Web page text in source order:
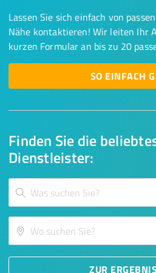
Finden Sie die
Dienstleister:
ZUR
Lassen Sie sich einfach von
Nähe kontaktieren! Wir leiten Ihr
kurzen Formular an bis zu 20
SO EINFACH